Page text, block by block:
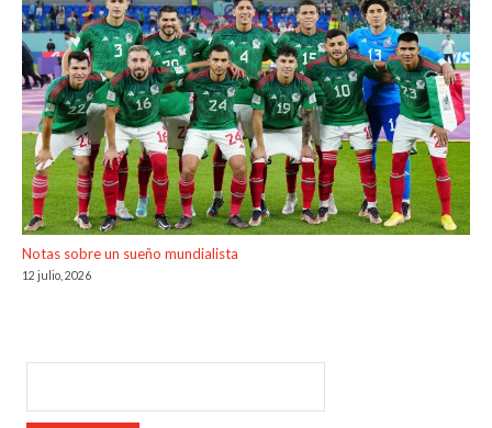
Notas sobre un sueño mundialista
12 julio, 2026